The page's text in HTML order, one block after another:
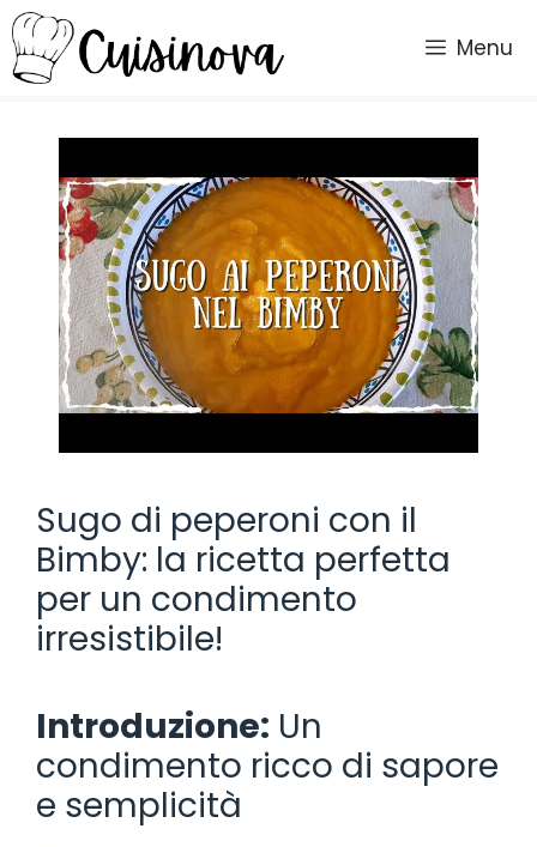
Vai
al
contenuto
Menu
Sugo di peperoni con il
Bimby: la ricetta perfetta
per un condimento
irresistibile!
Introduzione: Un
condimento ricco di sapore
e semplicità